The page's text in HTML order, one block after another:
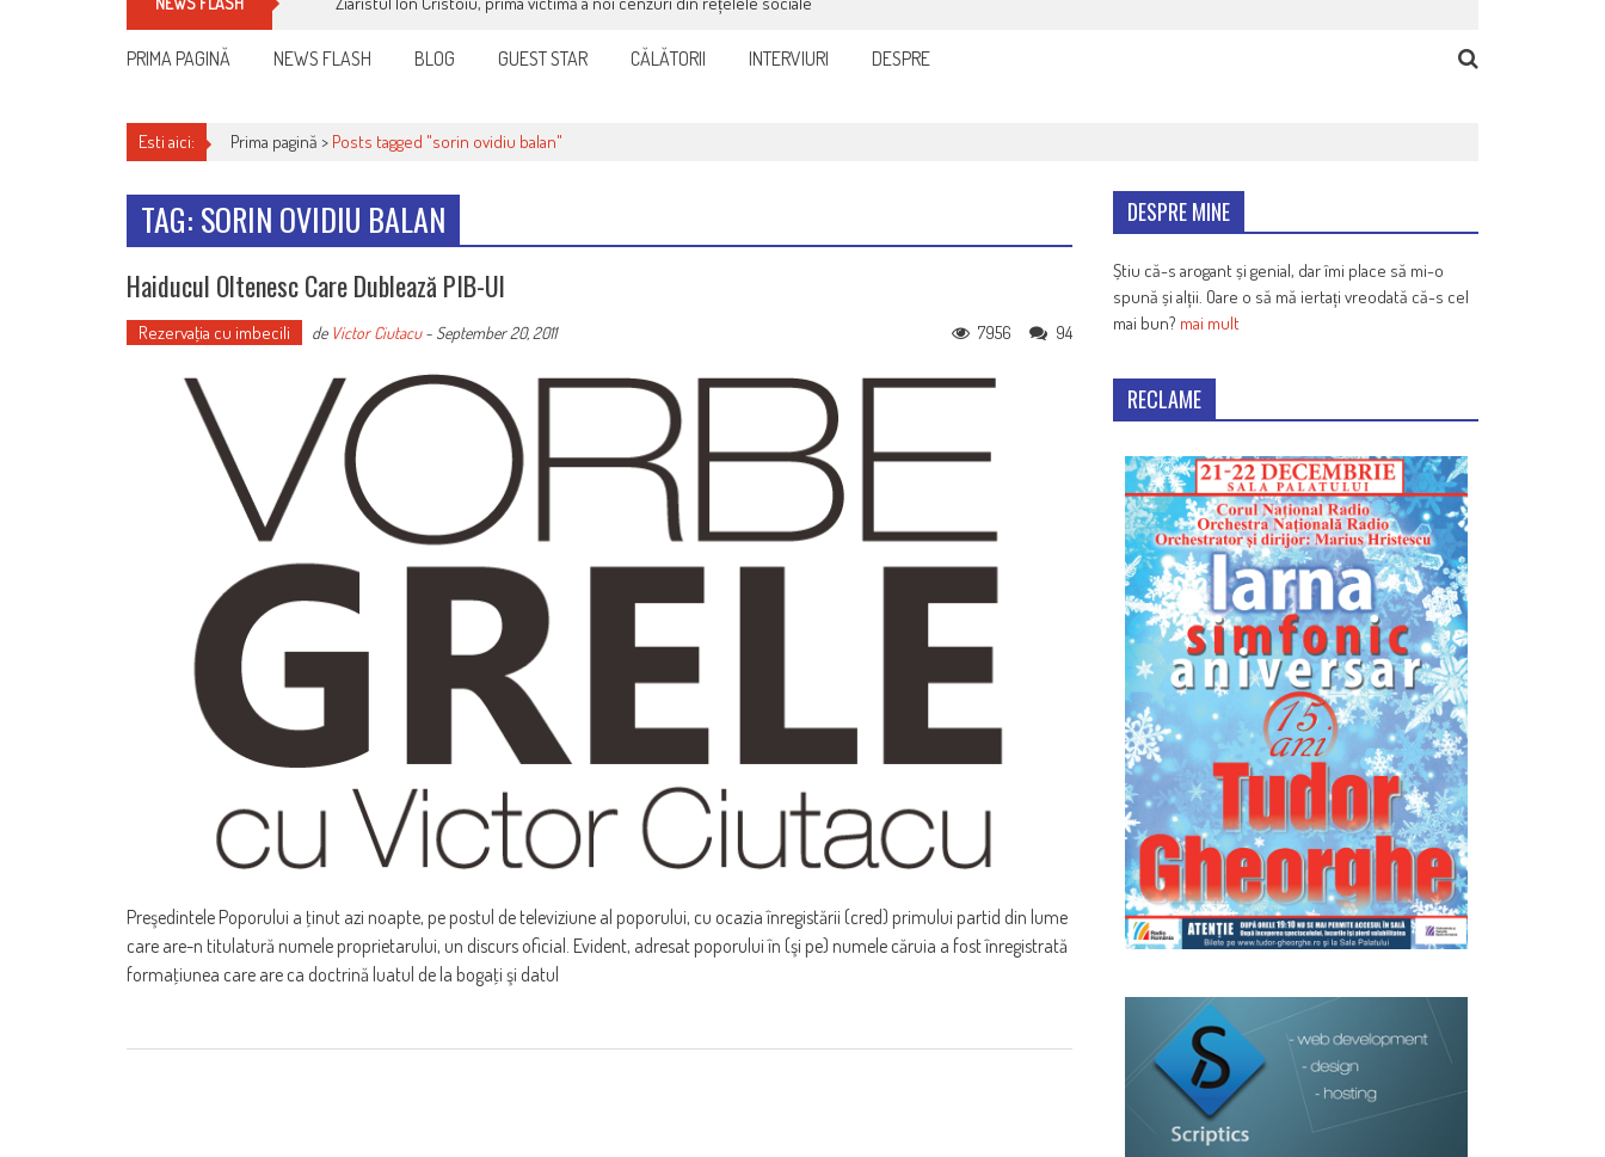
PRIMA PAGINĂ NEWS FLASH BLOG GUEST STAR CĂLĂTORII INTERVIURI DESPRE
Esti aici: Prima pagină > Posts tagged "sorin ovidiu balan"
TAG: SORIN OVIDIU BALAN
Haiducul Oltenesc Care Dublează PIB-Ul
Rezervaţia cu imbecili de Victor Ciutacu- September 20, 2011 94
7956
Preşedintele Poporului a ţinut azi noapte, pe postul de televiziune al poporului, cu ocazia înregistării (cred) primului partid din lume
care are-n titulatură numele proprietarului, un discurs oficial. Evident, adresat poporului în (şi pe) numele căruia a fost înregistrată
formaţiunea care are ca doctrină luatul de la bogaţi şi datul
DESPRE MINE
Știu că-s arogant și genial, dar îmi place să mi-o
spună și alții. Oare o să mă iertați vreodată că-s cel
mai bun? mai mult
RECLAME